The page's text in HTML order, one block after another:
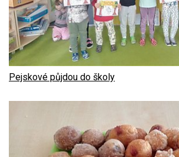
Pejskové půjdou do školy